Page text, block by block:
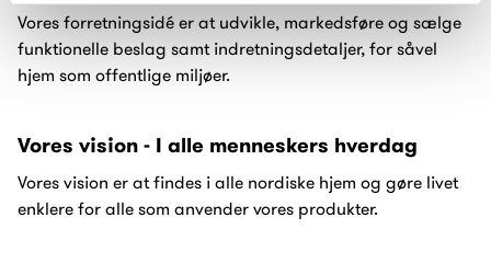
Vores forretningsidé er at udvikle, markedsføre og sælge
funktionelle beslag samt indretningsdetaljer, for såvel
hjem som offentlige miljøer.
Vores vision - I alle menneskers hverdag
Vores vision er at findes i alle nordiske hjem og gøre livet
enklere for alle som anvender vores produkter.